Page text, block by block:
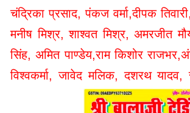
चंद्रिका प्रसाद, पंकज वर्मा,दीपक
मनीष मिश्र, शाश्वत मिश्र, अमरजीत
सिंह, अमित पाण्डेय,राम किशोर
विश्वकर्मा, जावेद मलिक, दशरथ